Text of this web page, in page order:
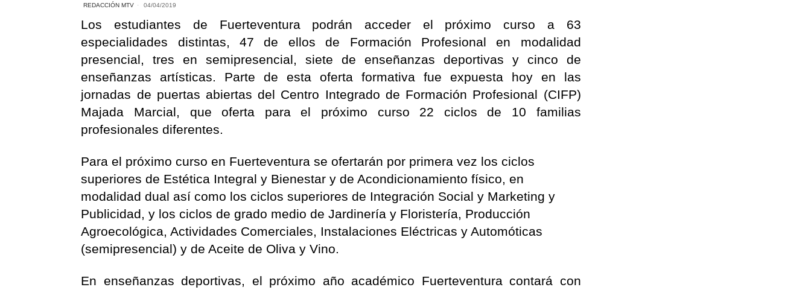
REDACCIÓN MTV 04/04/2019
Los estudiantes de Fuerteventura podrán acceder el próximo curso a 63
especialidades distintas, 47 de ellos de Formación Profesional en modalidad
presencial, tres en semipresencial, siete de enseñanzas deportivas y cinco de
enseñanzas artísticas. Parte de esta oferta formativa fue expuesta hoy en las
jornadas de puertas abiertas del Centro Integrado de Formación Profesional (CIFP)
Majada Marcial, que oferta para el próximo curso 22 ciclos de 10 familias
profesionales diferentes.
Para el próximo curso en Fuerteventura se ofertarán por primera vez los ciclos
superiores de Estética Integral y Bienestar y de Acondicionamiento físico, en
modalidad dual así como los ciclos superiores de Integración Social y Marketing y
Publicidad, y los ciclos de grado medio de Jardinería y Floristería, Producción
Agroecológica, Actividades Comerciales, Instalaciones Eléctricas y Automóticas
(semipresencial) y de Aceite de Oliva y Vino.
En enseñanzas deportivas, el próximo año académico Fuerteventura contará con